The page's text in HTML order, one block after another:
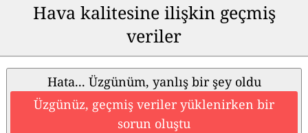
Hava kalitesine ilişkin geçmiş
veriler
Hata... Üzgünüm, yanlış bir şey oldu
Üzgünüz, geçmiş veriler yüklenirken bir
sorun oluştu